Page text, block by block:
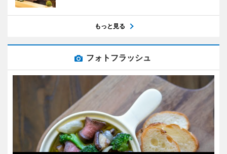
もっと見る
フォトフラッシュ